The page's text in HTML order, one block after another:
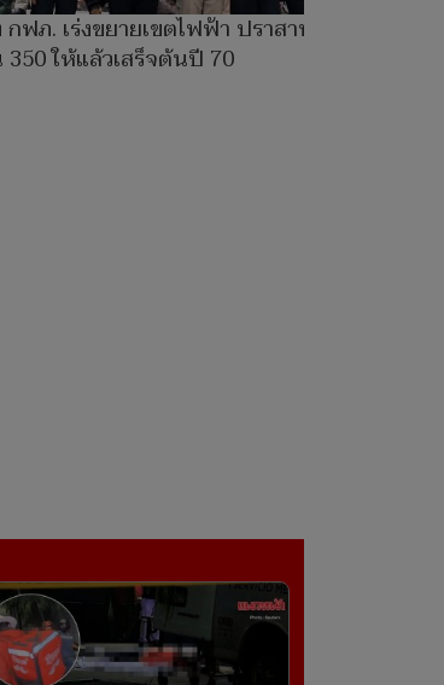
ฟภ. เร่งขยายเขตไฟฟ้า ปราสาทตา
350 ให้แล้วเสร็จต้นปี 70